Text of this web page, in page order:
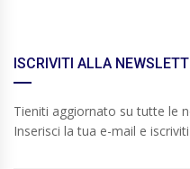
ISCRIVITI ALLA
Tieniti aggiornato su tutte le
Inserisci la tua e-mail e